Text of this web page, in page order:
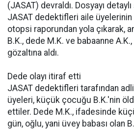
(JASAT) devraldı. Dosyayı
JASAT dedektifleri aile
otopsi raporundan yola çıkarak,
B.K., dede M.K. ve babaanne
gözaltına aldı.
Dede olayı itiraf etti
JASAT dedektifleri tarafından
üyeleri, küçük çocuğu B.K.'nin
ettiler. Dede M.K., ifadesinde
gün, oğlu, yani üvey babası olan